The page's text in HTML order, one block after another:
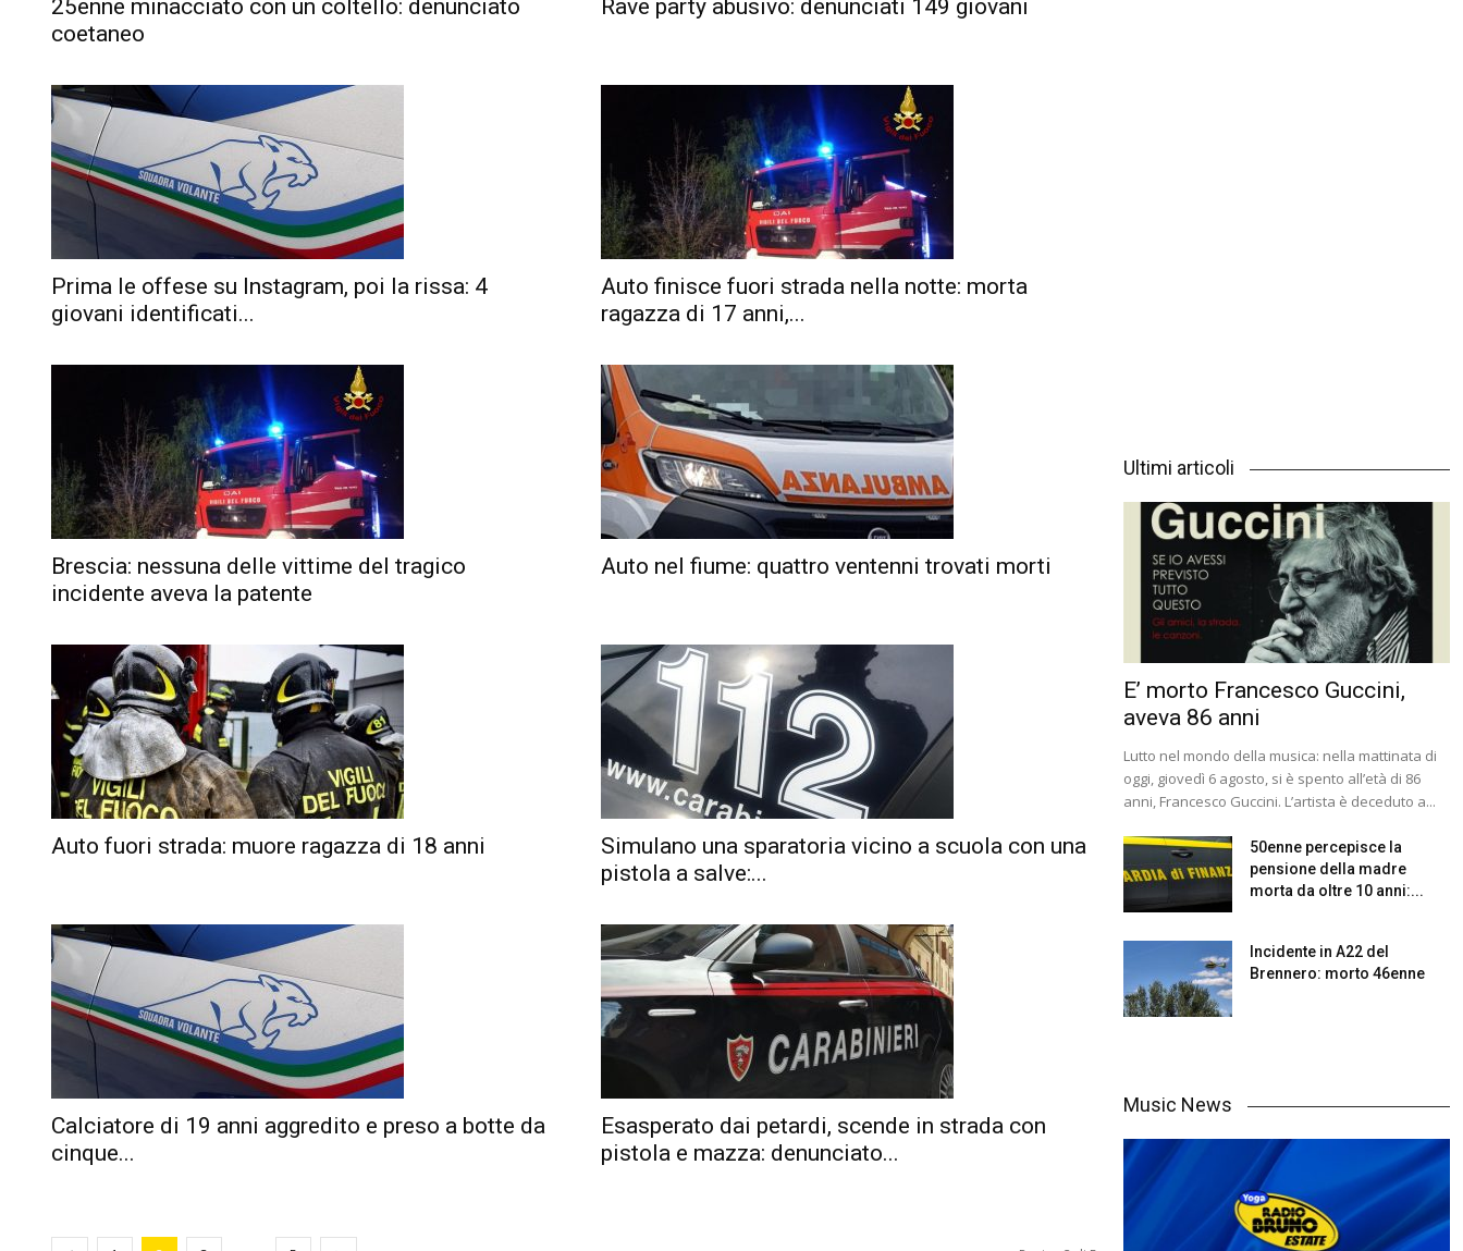
25enne minacciato con un coltello: denunciato
coetaneo
Rave party abusivo: denunciati 149 giovani
Prima le offese su Instagram, poi la rissa: 4
giovani identificati...
Auto finisce fuori strada nella notte: morta
ragazza di 17 anni,...
Brescia: nessuna delle vittime del tragico
incidente aveva la patente
Auto nel fiume: quattro ventenni trovati morti
Auto fuori strada: muore ragazza di 18 anni
Simulano una sparatoria vicino a scuola con una
pistola a salve:...
Calciatore di 19 anni aggredito e preso a botte da
cinque...
Esasperato dai petardi, scende in strada con
pistola e mazza: denunciato...
Ultimi articoli
E’ morto Francesco Guccini,
aveva 86 anni
Lutto nel mondo della musica: nella mattinata di
oggi, giovedì 6 agosto, si è spento all’età di 86
anni, Francesco Guccini. L’artista è deceduto a...
50enne percepisce la
pensione della madre
morta da oltre 10 anni:...
Incidente in A22 del
Brennero: morto 46enne
Music News